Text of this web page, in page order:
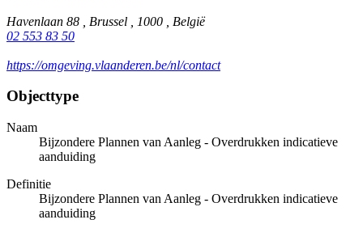
Havenlaan 88 , Brussel , 1000 , België
02 553 83 50
https://omgeving.vlaanderen.be/nl/contact
Objecttype
Naam
Bijzondere Plannen van Aanleg - Overdrukken indicatieve
aanduiding
Definitie
Bijzondere Plannen van Aanleg - Overdrukken indicatieve
aanduiding